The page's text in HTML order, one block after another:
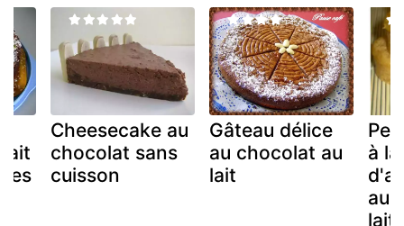
Cheesecake au
chocolat sans
cuisson
Gâteau délice
au chocolat au
lait
à
au